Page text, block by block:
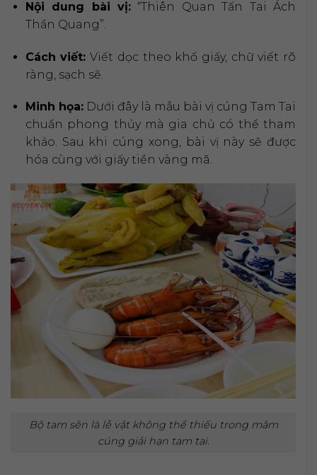
Nội dung bài vị: “Thiên Quan Tấn Tai Ách
Thần Quang”.
Cách viết: Viết dọc theo khổ giấy, chữ viết rõ
ràng, sạch sẽ.
Minh họa:Dưới đây là mẫu bài vị cúng Tam Tai
chuẩn phong thủy mà gia chủ có thể tham
khảo. Sau khi cúng xong, bài vị này sẽ được
hóa cùng với giấy tiền vàng mã.
Bộ tam sên là lễ vật không thể thiếu trong mâm
cúng giải hạn tam tai.